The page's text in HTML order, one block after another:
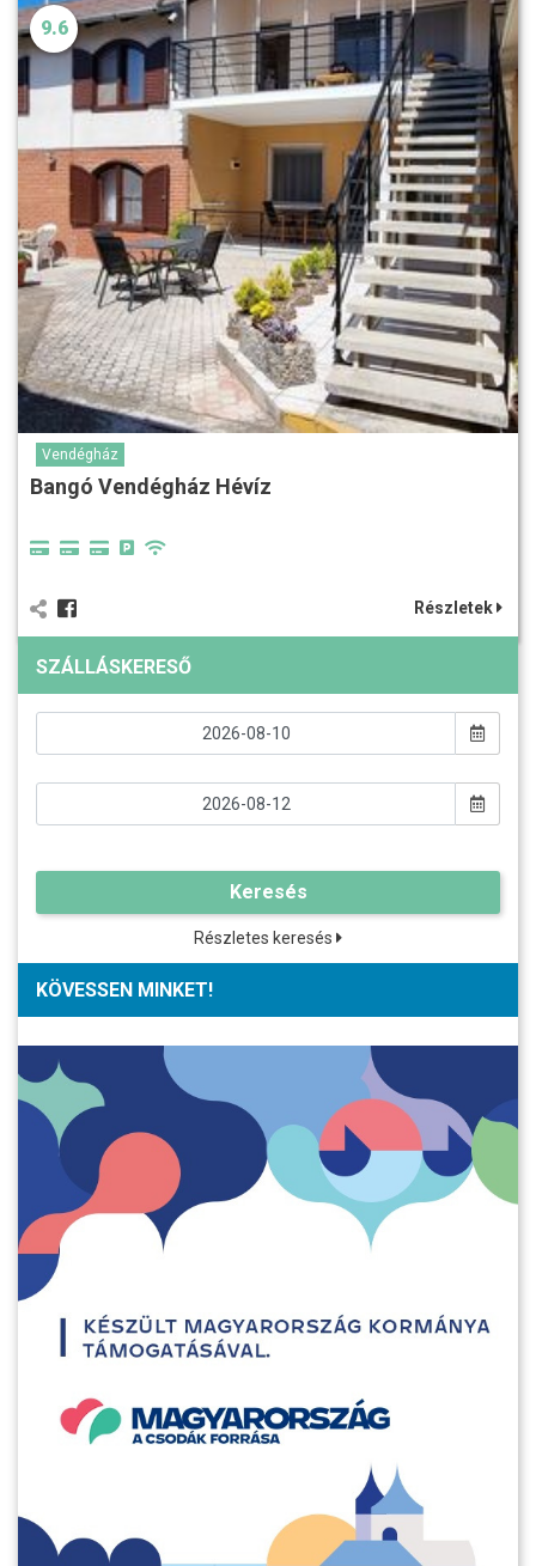
9.6
Vendégház
Bangó Vendégház Hévíz
Részletek
SZÁLLÁSKERESŐ
Keresés
Részletes keresés
KÖVESSEN MINKET!